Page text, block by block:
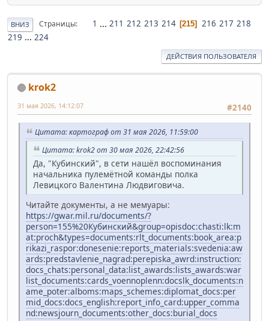
ВНИЗ Страницы 1 ... 211 212 213 214 215 216 217 218
219 ... 224
ДЕЙСТВИЯ ПОЛЬЗОВАТЕЛЯ
krok2
#2140
31 мая 2026, 14:12:07
Цитата: картограф от 31 мая 2026, 11:59:00
Цитата: krok2 от 30 мая 2026, 22:42:56
Да, "Кубинский", в сети нашёл воспоминания
начальника пулемётной команды полка
Левицкого Валентина Людвиговича.
Читайте документы, а не мемуары:
https://gwar.mil.ru/documents/?
person=155%20Кубинский&group=opisdoc:chasti:lk:m
at:proch&types=documents:rlt_documents:book_area:p
rikazi_raspor:donesenie:reports_materials:svedenia:aw
ards:predstavlenie_nagrad:perepiska_awrd:instruction:
docs_chats:personal_data:list_awards:lists_awards:war
list_documents:cards_voennoplenn:docslk_documents:n
ame_poter:alboms:maps_schemes:diplomat_docs:per
mid_docs:docs_english:report_info_card:upper_comma
nd:newsjourn_documents:other_docs:burial_docs